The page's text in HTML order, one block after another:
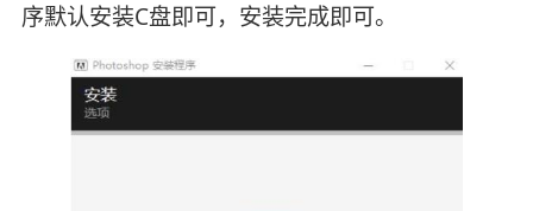
序默认安装C盘即可，安装完成即可。